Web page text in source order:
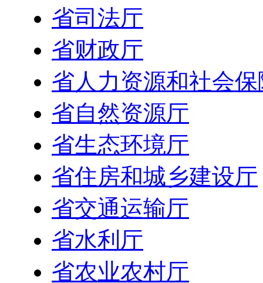
省司法厅
省财政厅
省人力资源和社会
省自然资源厅
省生态环境厅
省住房和城乡建设厅
省交通运输厅
省水利厅
省农业农村厅